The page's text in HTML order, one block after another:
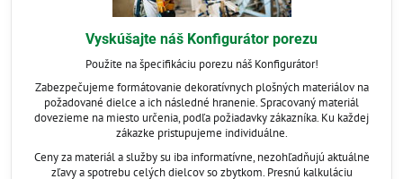
Vyskúšajte náš Konfigurátor porezu
Použite na špecifikáciu porezu náš Konfigurátor!
Zabezpečujeme formátovanie dekoratívnych plošných materiálov na
požadované dielce a ich následné hranenie. Spracovaný materiál
dovezieme na miesto určenia, podľa požiadavky zákazníka. Ku každej
zákazke pristupujeme individuálne.
Ceny za materiál a služby su iba informatívne, nezohľadňujú aktuálne
zľavy a spotrebu celých dielcov so zbytkom. Presnú kalkuláciu